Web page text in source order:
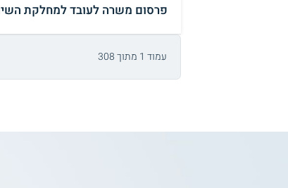
פרסום משרה לעובד למחלקת
עמוד 1 מתוך 308